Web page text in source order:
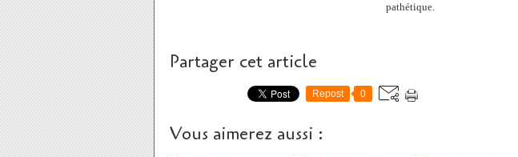
pathétique.
Partager cet article
Repost 0
Vous aimerez aussi :